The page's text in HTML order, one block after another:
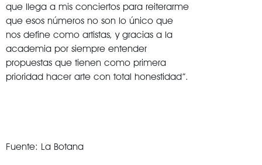
que llega a mis conciertos para reiterarme
que esos números no son lo único que
nos define como artistas, y gracias a la
academia por siempre entender
propuestas que tienen como primera
prioridad hacer arte con total honestidad”.
Fuente: La Botana